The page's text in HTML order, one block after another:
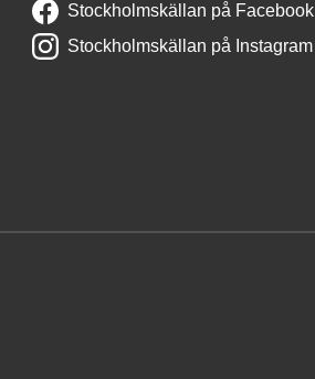
Stockholmskällan på Facebook
Stockholmskällan på Instagram